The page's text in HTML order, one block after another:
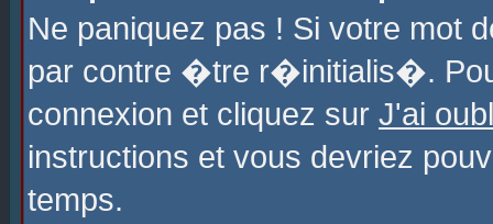
Ne paniquez pas ! Si votre
par contre �tre r�initialis�.
connexion et cliquez sur J'ai
instructions et vous devriez
temps.